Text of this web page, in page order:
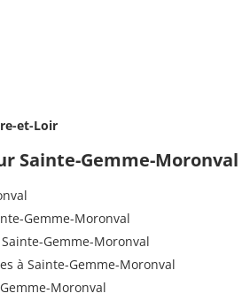
et-Loir
Sainte-Gemme-Moronval
Gemme-Moronval
Gemme-Moronval
à Sainte-Gemme-Moronval
Moronval